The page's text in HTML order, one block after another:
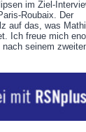
im Ziel-
Roubaix. Der
auf das, was
Ich freue mich
seinem